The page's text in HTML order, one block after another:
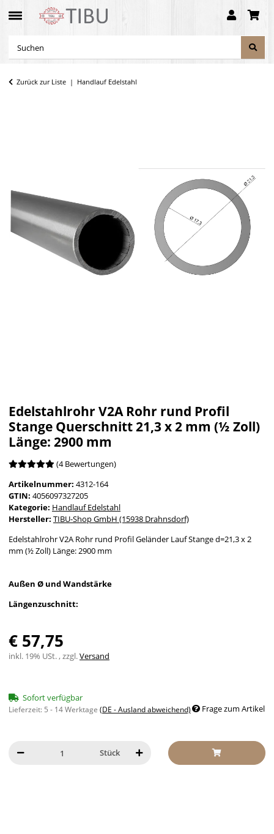
Zurück zur Liste Handlauf Edelstahl
Edelstahlrohr V2A Rohr rund Profil
Stange Querschnitt 21,3 x 2 mm (½ Zoll)
Länge: 2900 mm
(4 Bewertungen)
Artikelnummer: 4312-164
GTIN: 4056097327205
Kategorie: Handlauf Edelstahl
Hersteller: TIBU-Shop GmbH (15938 Drahnsdorf)
Edelstahlrohr V2A Rohr rund Profil Geländer Lauf Stange d=21,3 x 2
mm (½ Zoll) Länge: 2900 mm
Außen Ø und Wandstärke
Längenzuschnitt:
€ 57,75
inkl. 19% USt. , zzgl.Versand
Sofort verfügbar
Lieferzeit: 5 - 14 Werktage (DE - Ausland abweichend) Frage zum Artikel
Stück